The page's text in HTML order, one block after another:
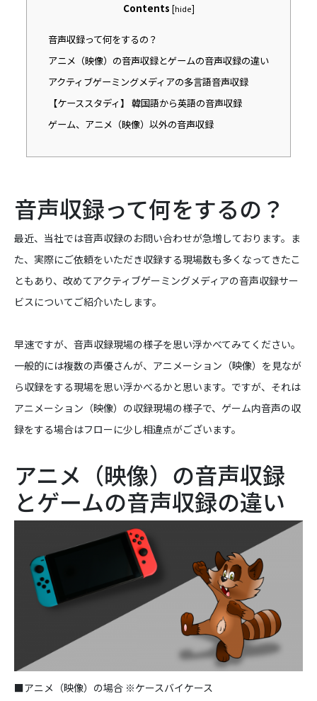
Contents [hide]
音声収録って何をするの？
アニメ（映像）の音声収録とゲームの音声収録の違い
アクティブゲーミングメディアの多言語音声収録
【ケーススタディ】 韓国語から英語の音声収録
ゲーム、アニメ（映像）以外の音声収録
音声収録って何をするの？
最近、当社では音声収録のお問い合わせが急増しております。ま
た、実際にご依頼をいただき収録する現場数も多くなってきたこ
ともあり、改めてアクティブゲーミングメディアの音声収録サー
ビスについてご紹介いたします。
早速ですが、音声収録現場の様子を思い浮かべてみてください。
一般的には複数の声優さんが、アニメーション（映像）を見なが
ら収録をする現場を思い浮かべるかと思います。ですが、それは
アニメーション（映像）の収録現場の様子で、ゲーム内音声の収
録をする場合はフローに少し相違点がございます。
アニメ（映像）の音声収録
とゲームの音声収録の違い
■アニメ（映像）の場合 ※ケースバイケース